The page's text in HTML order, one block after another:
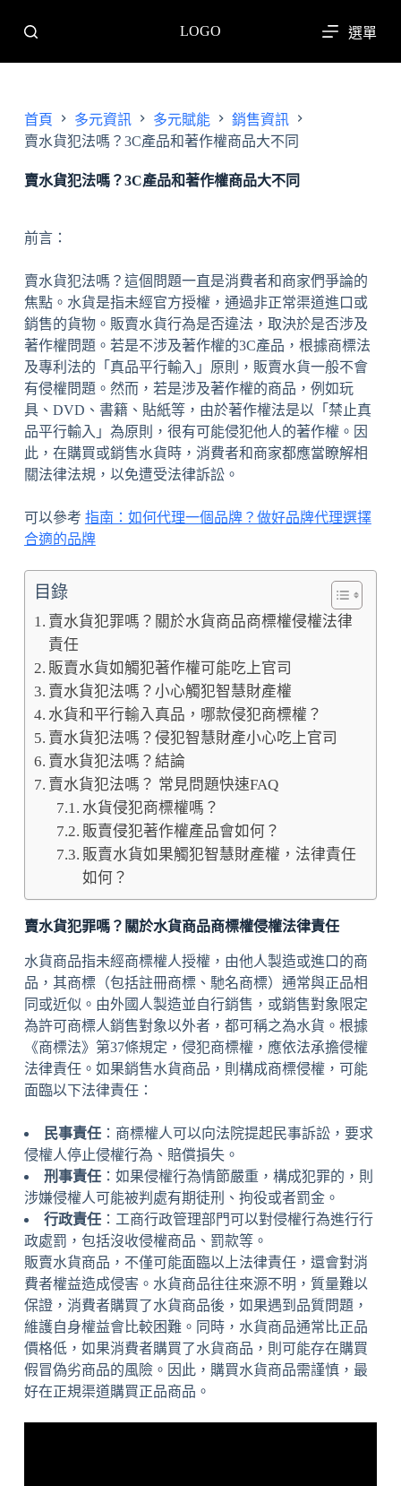
至
主
容
LOGO 選單
首頁 多元資訊 多元賦能
銷售資訊
賣水貨犯法嗎？3C產品和著作權商品大不同
賣水貨犯法嗎？3C產品和著作權商品大不同
前言：
賣水貨犯法嗎？這個問題一直是消費者和商家們爭論的
焦點。水貨是指未經官方授權，通過非正常渠道進口或
銷售的貨物。販賣水貨行為是否違法，取決於是否涉及
著作權問題。若是不涉及著作權的3C產品，根據商標法
及專利法的「真品平行輸入」原則，販賣水貨一般不會
有侵權問題。然而，若是涉及著作權的商品，例如玩
具、DVD、書籍、貼紙等，由於著作權法是以「禁止真
品平行輸入」為原則，很有可能侵犯他人的著作權。因
此，在購買或銷售水貨時，消費者和商家都應當瞭解相
關法律法規，以免遭受法律訴訟。
可以參考 指南：如何代理一個品牌？做好品牌代理選擇
合適的品牌
目錄
賣水貨犯罪嗎？關於水貨商品商標權侵權法律
責任
販賣水貨如觸犯著作權可能吃上官司
賣水貨犯法嗎？小心觸犯智慧財產權
水貨和平行輸入真品，哪款侵犯商標權？
賣水貨犯法嗎？侵犯智慧財產小心吃上官司
賣水貨犯法嗎？結論
賣水貨犯法嗎？ 常見問題快速FAQ
水貨侵犯商標權嗎？
販賣侵犯著作權產品會如何？
販賣水貨如果觸犯智慧財產權，法律責任
如何？
賣水貨犯罪嗎？關於水貨商品商標權侵權法律責任
水貨商品指未經商標權人授權，由他人製造或進口的商
品，其商標（包括註冊商標、馳名商標）通常與正品相
同或近似。由外國人製造並自行銷售，或銷售對象限定
為許可商標人銷售對象以外者，都可稱之為水貨。根據
《商標法》第37條規定，侵犯商標權，應依法承擔侵權
法律責任。如果銷售水貨商品，則構成商標侵權，可能
面臨以下法律責任：
民事責任：商標權人可以向法院提起民事訴訟，要求
侵權人停止侵權行為、賠償損失。
刑事責任：如果侵權行為情節嚴重，構成犯罪的，則
涉嫌侵權人可能被判處有期徒刑、拘役或者罰金。
行政責任：工商行政管理部門可以對侵權行為進行行
政處罰，包括沒收侵權商品、罰款等。
販賣水貨商品，不僅可能面臨以上法律責任，還會對消
費者權益造成侵害。水貨商品往往來源不明，質量難以
保證，消費者購買了水貨商品後，如果遇到品質問題，
維護自身權益會比較困難。同時，水貨商品通常比正品
價格低，如果消費者購買了水貨商品，則可能存在購買
假冒偽劣商品的風險。因此，購買水貨商品需謹慎，最
好在正規渠道購買正品商品。